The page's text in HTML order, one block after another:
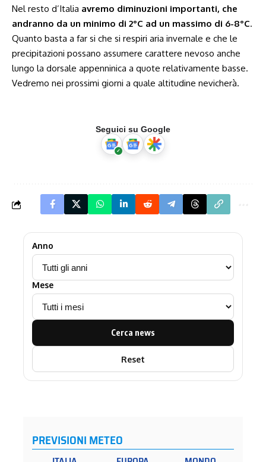
Nel resto d’Italia avremo diminuzioni importanti, che
andranno da un minimo di 2°C ad un massimo di 6-8°C.
Quanto basta a far si che si respiri aria invernale e che le
precipitazioni possano assumere carattere nevoso anche
lungo la dorsale appenninica a quote relativamente basse.
Vedremo nei prossimi giorni a quale altitudine nevicherà.
Seguici su Google
Anno
Mese
Cerca news
Reset